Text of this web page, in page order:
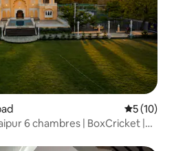
5 (10)
6 chambres | BoxCricket |